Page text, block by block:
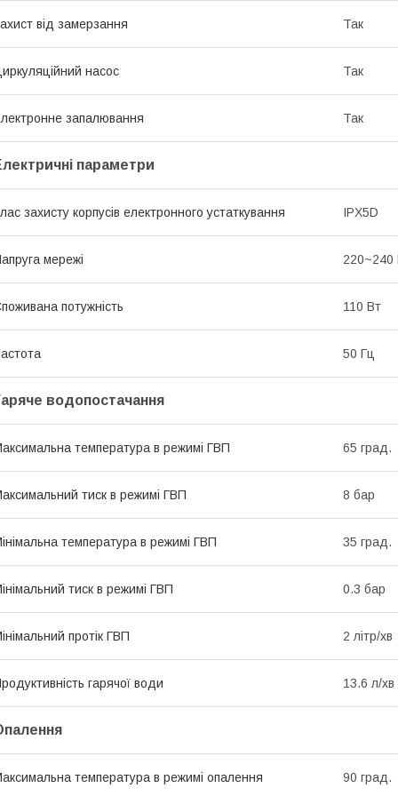
від замерзання Так
насос Так
запалювання Так
параметри
захисту корпусів електронного устаткування IPX5D
мережі 220~240
потужність 110 Вт
50 Гц
водопостачання
температура в режимі ГВП 65 град.
тиск в режимі ГВП 8 бар
температура в режимі ГВП 35 град.
тиск в режимі ГВП 0.3 бар
протік ГВП 2 літр/хв
гарячої води 13.6 л/хв
температура в режимі опалення 90 град.